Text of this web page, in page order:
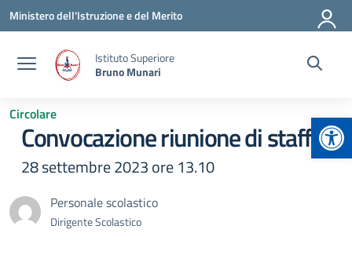
Vai ai contenuti
Vai al menu di navigazione
Vai al footer
Ministero dell'Istruzione e del Merito
Istituto Superiore
Bruno Munari
Circolare
Convocazione riunione di staff
28 settembre 2023 ore 13.10
Personale scolastico
Dirigente Scolastico